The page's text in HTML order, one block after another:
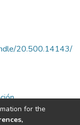
20.500.14143/
for the